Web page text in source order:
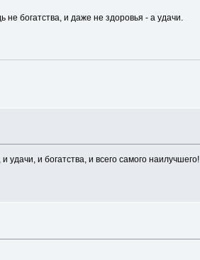
богатства, и даже не здоровья - а удачи.
и богатства, и всего самого наилучшего!